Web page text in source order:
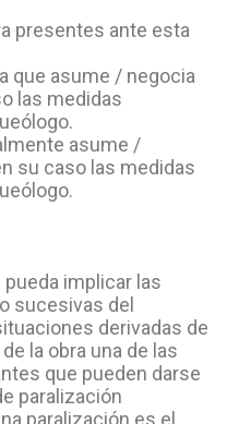
presentes ante esta
que asume / negocia
las medidas
asume /
su caso las medidas
implicar las
sucesivas del
derivadas de
la obra una de las
que pueden darse
paralización
paralización es el